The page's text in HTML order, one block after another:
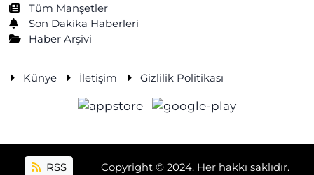
Tüm Manşetler
Son Dakika Haberleri
Haber Arşivi
Künye İletişim Gizlilik Politikası
RSS Copyright © 2024. Her hakkı saklıdır.